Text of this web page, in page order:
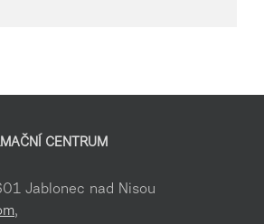
CENTRUM
Jablonec nad Nisou
,